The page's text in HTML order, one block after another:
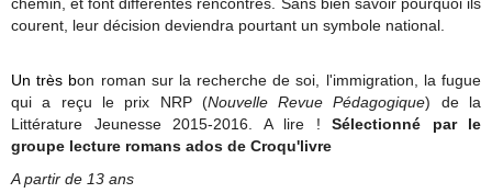
courent, leur décision deviendra pourtant un symbole national.
Un très bon roman sur la recherche de soi, l'immigration, la fugue
qui a reçu le prix NRP (Nouvelle Revue Pédagogique) de la
Littérature Jeunesse 2015-2016. A lire ! Sélectionné par le
groupe lecture romans ados de Croqu'livre
A partir de 13 ans